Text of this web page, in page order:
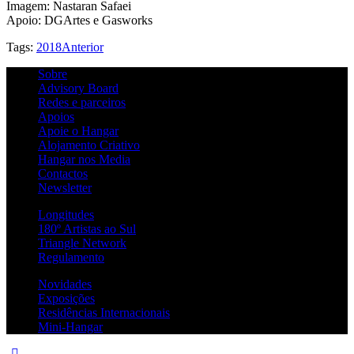
Imagem: Nastaran Safaei
Apoio: DGArtes e Gasworks
Tags: 2018Anterior
Sobre
Advisory Board
Redes e parceiros
Apoios
Apoie o Hangar
Alojamento Criativo
Hangar nos Media
Contactos
Newsletter
Longitudes
180º Artistas ao Sul
Triangle Network
Regulamento
Novidades
Exposições
Residências Internacionais
Mini-Hangar